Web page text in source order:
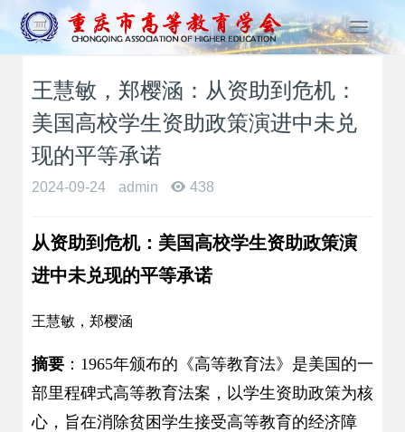
T
o
王慧敏，郑樱涵：从资助到危机：
美国高校学生资助政策演进中未兑
现的平等承诺
2024-09-24 admin 438
从资助到危机：美国高校学生资助政策演
进中未兑现的平等承诺
王慧敏，郑樱涵
摘要 ：1965年颁布的《高等教育法》是美国的一
部里程碑式高等教育法案，以学生资助政策为核
心，旨在消除贫困学生接受高等教育的经济障